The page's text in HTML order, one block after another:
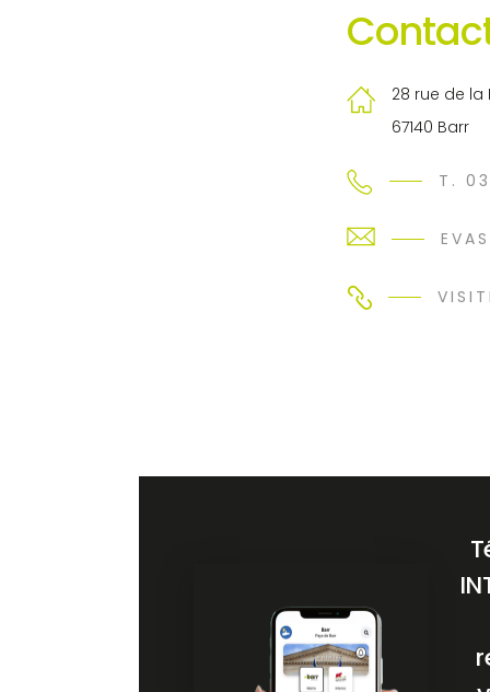
28 rue de la
67140 Barr
T.